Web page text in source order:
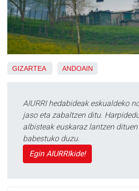
GIZARTEA ANDOAIN
AIURRI hedabideak eskualdeko
jaso eta zabaltzen ditu.
albisteak euskaraz lantzen
babestuko duzu.
Egin AIURRIkide!